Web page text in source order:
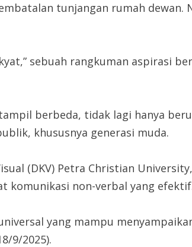
tunjangan rumah
sebuah rangkuman aspirasi
berbeda, tidak lagi hanya
khususnya generasi muda.
(DKV) Petra Christian
komunikasi non-verbal yang
yang mampu
9/2025).